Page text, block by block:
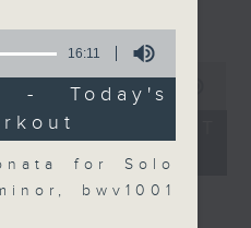
start the
開始
2:44:29
本 Full (HKT
16:11
- Today's
for Solo
bwv1001